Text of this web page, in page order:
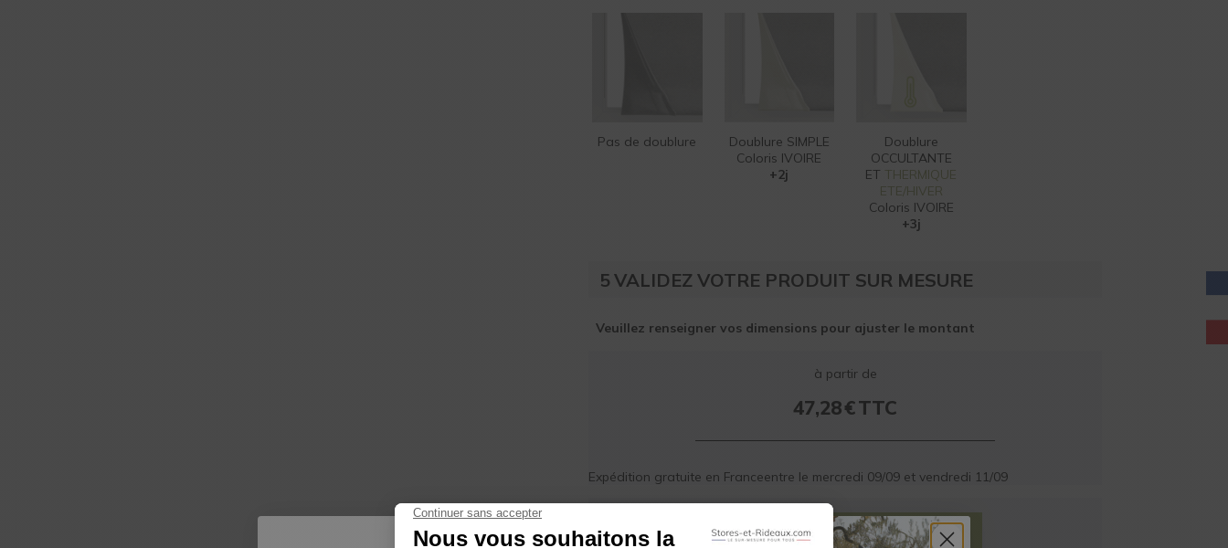
Pas de doublure
Doublure SIMPLE
Coloris IVOIRE
+2j
Doublure
OCCULTANTE
ET THERMIQUE
ETE/HIVER
Coloris IVOIRE
+3j
5 VALIDEZ VOTRE PRODUIT SUR MESURE
Veuillez renseigner vos dimensions pour ajuster le montant
à partir de
47,28€TTC
Expédition gratuite en Franceentre le mercredi 09/09 et vendredi 11/09
AJOUTER AU PANIER